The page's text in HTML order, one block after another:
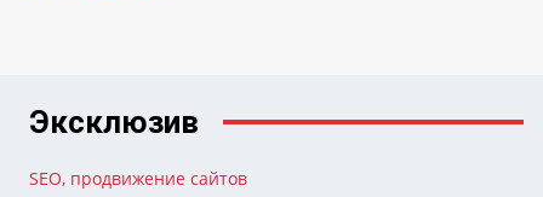
Эксклюзив
SEO, продвижение сайтов